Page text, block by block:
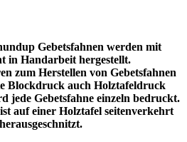
Gebetsfahnen werden mit
in Handarbeit hergestellt.
zum Herstellen von Gebetsfahnen
Blockdruck auch Holztafeldruck
jede Gebetsfahne einzeln bedruckt.
auf einer Holztafel seitenverkehrt
herausgeschnitzt.